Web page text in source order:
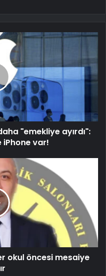
"emekliye ayırdı":
iPhone var!
okul öncesi mesaiye